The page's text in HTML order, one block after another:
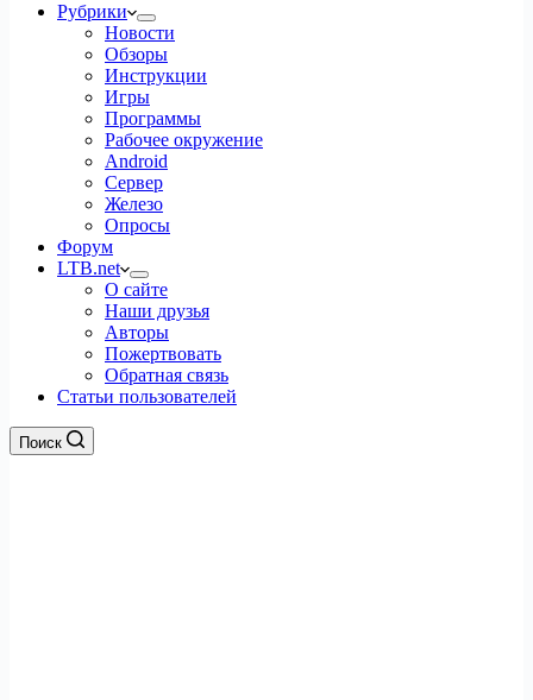
Рубрики
Новости
Обзоры
Инструкции
Игры
Программы
Рабочее окружение
Android
Сервер
Железо
Опросы
Форум
LTB.net
О сайте
Наши друзья
Авторы
Пожертвовать
Обратная связь
Статьи пользователей
Поиск